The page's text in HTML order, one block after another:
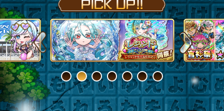
Previous Next
1 2 3 4 5 6 7